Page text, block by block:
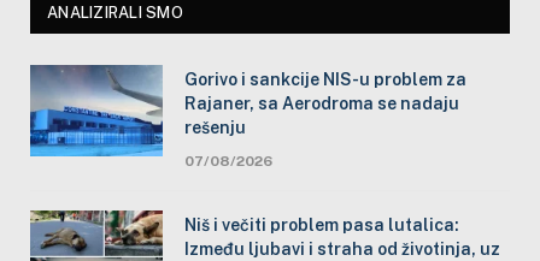
ANALIZIRALI SMO
Gorivo i sankcije NIS-u problem za
Rajaner, sa Aerodroma se nadaju
rešenju
07/08/2026
Niš i večiti problem pasa lutalica:
Između ljubavi i straha od životinja, uz